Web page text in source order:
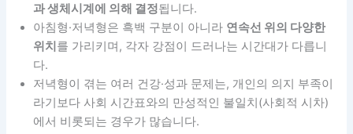
과 생체시계에 의해 결정됩니다.
아침형·저녁형은 흑백 구분이 아니라 연속선 위의 다양한
위치 를 가리키며, 각자 강점이 드러나는 시간대가 다릅니
다.
저녁형이 겪는 여러 건강·성과 문제는, 개인의 의지 부족이
라기보다 사회 시간표와의 만성적인 불일치(사회적 시차)
에서 비롯되는 경우가 많습니다.